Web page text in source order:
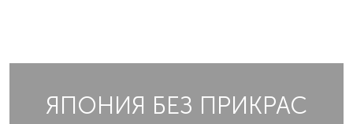
ЯПОНИЯ БЕЗ ПРИКРАС